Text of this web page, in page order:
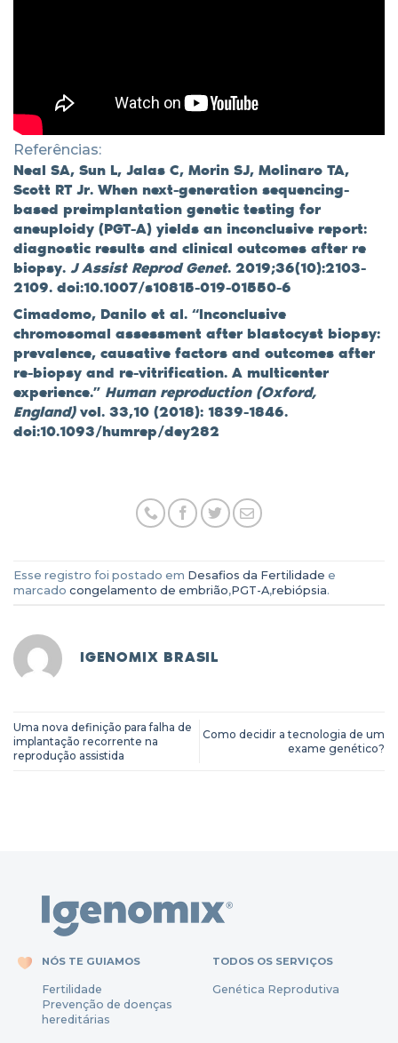
Referências:
Neal SA, Sun L, Jalas C, Morin SJ, Molinaro TA,
Scott RT Jr. When next-generation sequencing-
based preimplantation genetic testing for
aneuploidy (PGT-A) yields an inconclusive report:
diagnostic results and clinical outcomes after re
biopsy. J Assist Reprod Genet. 2019;36(10):2103-
2109. doi:10.1007/s10815-019-01550-6
Cimadomo, Danilo et al. “Inconclusive
chromosomal assessment after blastocyst biopsy:
prevalence, causative factors and outcomes after
re-biopsy and re-vitrification. A multicenter
experience.” Human reproduction (Oxford,
England)vol. 33,10 (2018): 1839-1846.
doi:10.1093/humrep/dey282
Esse registro foi postado em Desafios da Fertilidade e
marcado congelamento de embrião,PGT-A,rebiópsia.
IGENOMIX BRASIL
Uma nova definição para falha de
implantação recorrente na
reprodução assistida
Como decidir a tecnologia de um
exame genético?
NÓS TE GUIAMOS
Fertilidade
Prevenção dedoenças
hereditárias
TODOS OS SERVIÇOS
Genética Reprodutiva